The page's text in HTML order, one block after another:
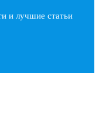
и лучшие статьи